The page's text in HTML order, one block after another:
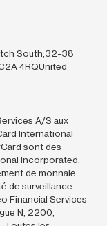
South,32-38
4RQUnited
A/S aux
International
sont des
Incorporated.
de monnaie
de surveillance
Financial Services
N, 2200,